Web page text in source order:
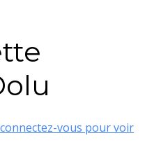
vous pour voir